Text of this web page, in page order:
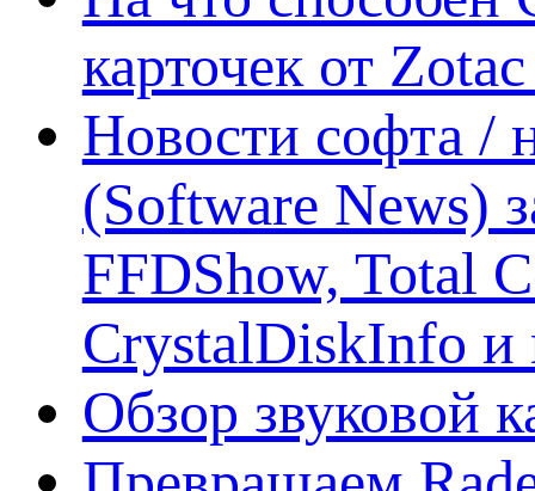
карточек от
Новости софта /
(Software News)
FFDShow, Total
CrystalDiskInfo и
Обзор звуковой